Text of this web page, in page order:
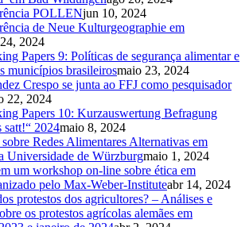
POLLENjun 10, 2024
de Neue Kulturgeographie em
2024
Papers 9: Políticas de segurança alimentar e
municípios brasileirosmaio 23, 2024
Crespo se junta ao FFJ como pesquisador
22, 2024
Papers 10: Kurzauswertung Befragung
satt!“ 2024maio 8, 2024
Redes Alimentares Alternativas em
Universidade de Würzburgmaio 1, 2024
um workshop on-line sobre ética em
pelo Max-Weber-Instituteabr 14, 2024
protestos dos agricultores? – Análises e
os protestos agrícolas alemães em